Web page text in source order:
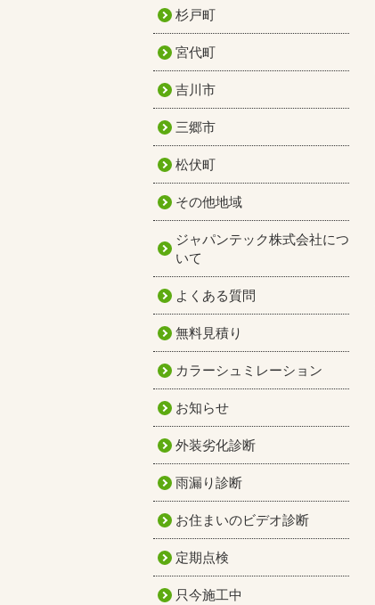
杉戸町
宮代町
吉川市
三郷市
松伏町
その他地域
ジャパンテック株式会社につ
いて
よくある質問
無料見積り
カラーシュミレーション
お知らせ
外装劣化診断
雨漏り診断
お住まいのビデオ診断
定期点検
只今施工中